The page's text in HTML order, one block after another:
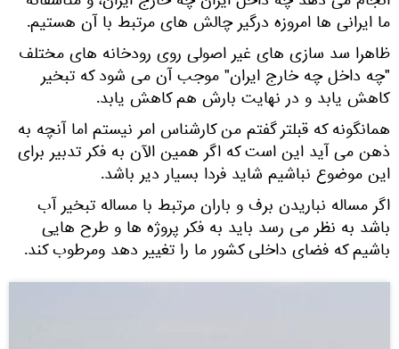
ما ایرانی ها امروزه درگیر چالش های مرتبط با آن هستیم.
ظاهرا سد سازی های غیر اصولی روی رودخانه های مختلف
"چه داخل چه خارج ایران" موجب آن می شود که تبخیر
کاهش یابد و در نهایت بارش هم کاهش یابد.
همانگونه که قبلتر گفتم من کارشناس امر نیستم اما آنچه به
ذهن می آید این است که اگر همین الآن به فکر تدبیر برای
این موضوع نباشیم شاید فردا بسیار دیر باشد.
اگر مساله نباریدن برف و باران مرتبط با مساله تبخیر آب
باشد به نظر می رسد باید به فکر پروژه ها و طرح هایی
باشیم که فضای داخلی کشور ما را تغییر دهد ومرطوب کند.